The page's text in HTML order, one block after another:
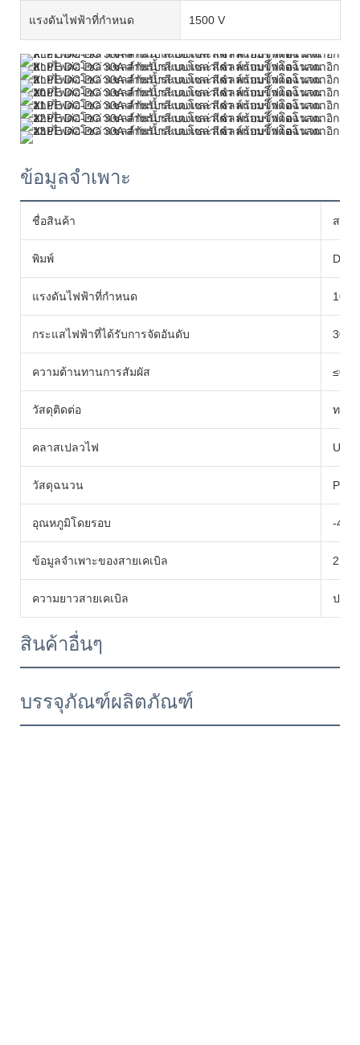
แรงดันไฟฟ้าที่กำหนด 1500 V
ข้อมูลจำเพาะ
ชื่อสินค้า สาย
พิมพ์ DC-
แรงดันไฟฟ้าที่กำหนด
กระแสไฟฟ้าที่ได้รับการจัดอันดับ 30A
ความต้านทานการสัมผัส ≤0.5
วัสดุติดต่อ ทอง
คลาสเปลวไฟ
วัสดุฉนวน PC
อุณหภูมิโดยรอบ -
ข้อมูลจำเพาะของสายเคเบิล 2.5/
ความยาวสายเคเบิล ปรับ
สินค้าอื่นๆ
บรรจุภัณฑ์ผลิตภัณฑ์